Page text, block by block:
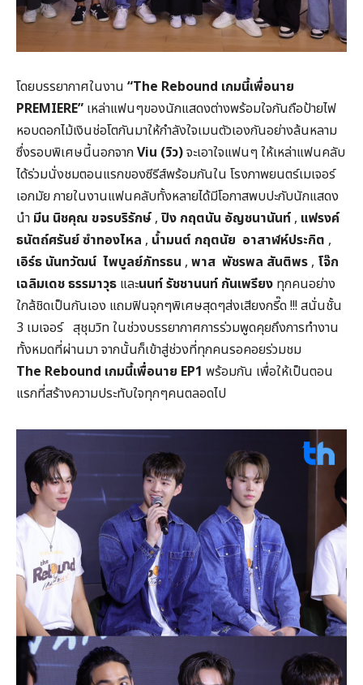
โดยบรรยากาศในงาน “The Rebound เกมนี้เพื่อนาย
PREMIERE” เหล่าแฟนๆของนักแสดงต่างพร้อมใจกันถือป้ายไฟ
หอบดอกไม้เงินช่อโตกันมาให้กำลังใจเมนตัวเองกันอย่างล้นหลาม
ซึ่งรอบพิเศษนี้นอกจากViu (วิว)จะเอาใจแฟนๆ ให้เหล่าแฟนคลับ
ได้ร่วมนั่งชมตอนแรกของซีรีส์พร้อมกันใน โรงภาพยนตร์เมเจอร์
เอกมัย ภายในงานแฟนคลับทั้งหลายได้มีโอกาสพบปะกับนักแสดง
นำ มีน นิชคุณ ขจรบริรักษ์, ปิง กฤตนัน อัญชนานันท์, แฟรงค์
ธนัตถ์ศรันย์ ซำทองไหล , น้ำมนต์ กฤตนัย อาสาฬห์ประกิต ,
เอิร์ธ นันทวัฒน์ ไพบูลย์ภัทรธน , พาส พัชรพล สันติพร, โจ๊ก
เฉลิมเดช ธรรมาวุธ และนนท์ รัชชานนท์ กันเพรียง ทุกคนอย่าง
ใกล้ชิดเป็นกันเอง แถมฟินจุกๆพิเศษสุดๆส่งเสียงกรี๊ด !!! สนั่นชั้น
3 เมเจอร์ สุชุมวิท ในช่วงบรรยากาศการร่วมพูดคุยถึงการทำงาน
ทั้งหมดที่ผ่านมา จากนั้นก็เข้าสู่ช่วงที่ทุกคนรอคอยร่วมชม
The Rebound เกมนี้เพื่อนาย EP1 พร้อมกัน เพื่อให้เป็นตอน
แรกที่สร้างความประทับใจทุกๆคนตลอดไป